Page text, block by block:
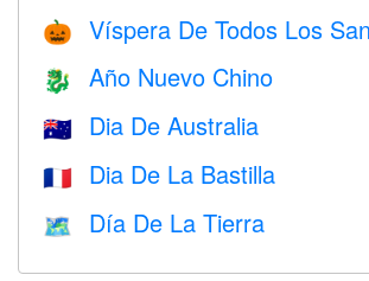
🎃 Víspera De Todos Los
🐉 Año Nuevo Chino
🇦🇺 Dia De Australia
🇫🇷 Dia De La Bastilla
🗺️ Día De La Tierra